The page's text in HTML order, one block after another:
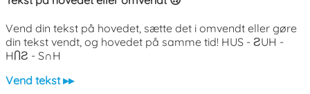
Vend din tekst på hovedet, sætte det i omvendt eller gøre
din tekst vendt, og hovedet på samme tid! HUS - ƧUH -
HႶƧ - S∩H
Vend tekst ▸▸